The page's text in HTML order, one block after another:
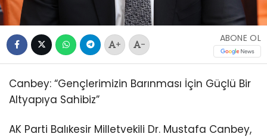
+ -
ABONE OL
Canbey: “Gençlerimizin Barınması İçin Güçlü Bir
Altyapıya Sahibiz”
AK Parti Balıkesir Milletvekili Dr. Mustafa Canbey,